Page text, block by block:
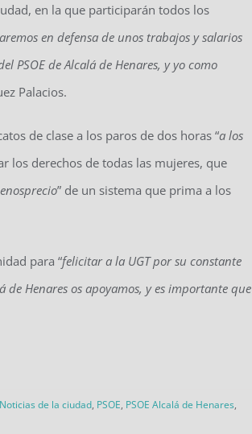
en la que participarán todos los
en defensa de unos trabajos y salarios
PSOE de Alcalá de Henares, y yo como
Palacios.
de clase a los paros de dos horas “a los
los derechos de todas las mujeres, que
” de un sistema que prima a los
para “felicitar a la UGT por su constante
de Henares os apoyamos, y es importante que
Noticias de la ciudad, PSOE, PSOE Alcalá de Henares,